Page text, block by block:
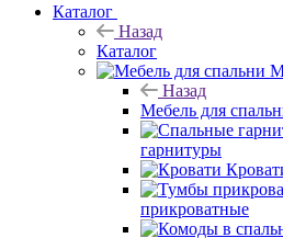
Каталог
Назад
Каталог
Назад
Мебель для
гарнитуры
прикроватные